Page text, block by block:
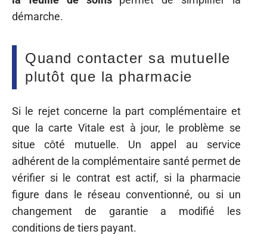
démarche.
Quand contacter sa mutuelle
plutôt que la pharmacie
Si le rejet concerne la part complémentaire et
que la carte Vitale est à jour, le problème se
situe côté mutuelle. Un appel au service
adhérent de la complémentaire santé permet de
vérifier si le contrat est actif, si la pharmacie
figure dans le réseau conventionné, ou si un
changement de garantie a modifié les
conditions de tiers payant.